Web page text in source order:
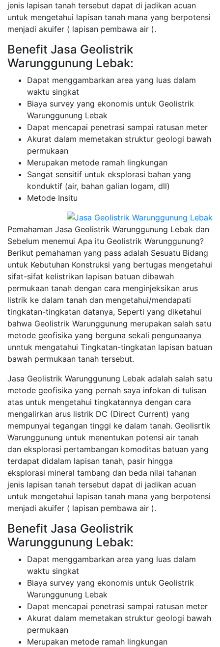
jenis lapisan tanah tersebut dapat di jadikan acuan
untuk mengetahui lapisan tanah mana yang berpotensi
menjadi akuifer ( lapisan pembawa air ).
Benefit Jasa Geolistrik
Warunggunung Lebak:
Dapat menggambarkan area yang luas dalam
waktu singkat
Biaya survey yang ekonomis untuk Geolistrik
Warunggunung Lebak
Dapat mencapai penetrasi sampai ratusan meter
Akurat dalam memetakan struktur geologi bawah
permukaan
Merupakan metode ramah lingkungan
Sangat sensitif untuk eksplorasi bahan yang
konduktif (air, bahan galian logam, dll)
Metode Insitu
Pemahaman Jasa Geolistrik Warunggunung Lebak dan
Sebelum menemui Apa itu Geolistrik Warunggunung?
Berikut pemahaman yang pass adalah Sesuatu Bidang
untuk Kebutuhan Konstruksi yang bertugas mengetahui
sifat-sifat kelistrikan lapisan batuan dibawah
permukaan tanah dengan cara menginjeksikan arus
listrik ke dalam tanah dan mengetahui/mendapati
tingkatan-tingkatan datanya, Seperti yang diketahui
bahwa Geolistrik Warunggunung merupakan salah satu
metode geofisika yang berguna sekali pengunaanya
unntuk mengatahui Tingkatan-tingkatan lapisan batuan
bawah permukaan tanah tersebut.
Jasa Geolistrik Warunggunung Lebak adalah salah satu
metode geofisika yang pernah saya infokan di tulisan
atas untuk mengetahui tingkatannya dengan cara
mengalirkan arus listrik DC (Direct Current) yang
mempunyai tegangan tinggi ke dalam tanah. Geolisrtik
Warunggunung untuk menentukan potensi air tanah
dan eksplorasi pertambangan komoditas batuan yang
terdapat didalam lapisan tanah, pasir hingga
eksplorasi mineral tambang dan beda nilai tahanan
jenis lapisan tanah tersebut dapat di jadikan acuan
untuk mengetahui lapisan tanah mana yang berpotensi
menjadi akuifer ( lapisan pembawa air ).
Benefit Jasa Geolistrik
Warunggunung Lebak:
Dapat menggambarkan area yang luas dalam
waktu singkat
Biaya survey yang ekonomis untuk Geolistrik
Warunggunung Lebak
Dapat mencapai penetrasi sampai ratusan meter
Akurat dalam memetakan struktur geologi bawah
permukaan
Merupakan metode ramah lingkungan